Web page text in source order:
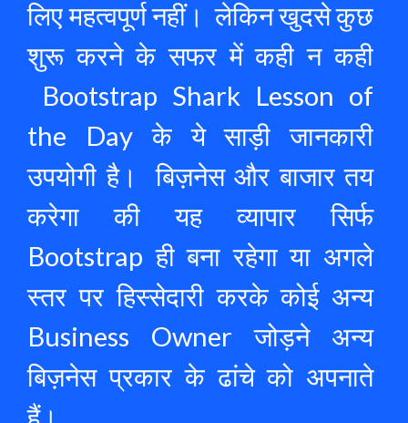
लिए महत्वपूर्ण नहीं।  लेकिन खुदसे कुछ
शुरू करने के सफर में कही न कही
Bootstrap Shark Lesson of
the Day के ये साड़ी जानकारी
उपयोगी है।  बिज़नेस और बाजार तय
करेगा की यह व्यापार सिर्फ
Bootstrap ही बना रहेगा या अगले
स्तर पर हिस्सेदारी करके कोई अन्य
Business Owner जोड़ने अन्य
बिज़नेस प्रकार के ढांचे को अपनाते
हैं।